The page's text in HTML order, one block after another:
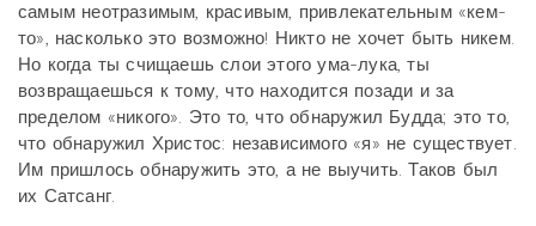
самым неотразимым, красивым, привлекательным «кем-
то», насколько это возможно! Никто не хочет быть никем.
Но когда ты счищаешь слои этого ума-лука, ты
возвращаешься к тому, что находится позади и за
пределом «никого». Это то, что обнаружил Будда; это то,
что обнаружил Христос: независимого «я» не существует.
Им пришлось обнаружить это, а не выучить. Таков был
их Сатсанг.